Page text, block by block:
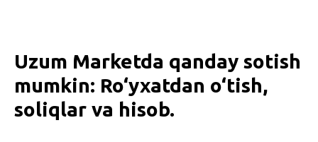
Uzum Marketda qanday sotish
mumkin: Ro‘yxatdan o‘tish,
soliqlar va hisob.